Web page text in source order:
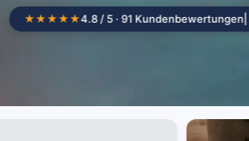
★★★★★4.8 / 5 · 91 Kundenbewertungen